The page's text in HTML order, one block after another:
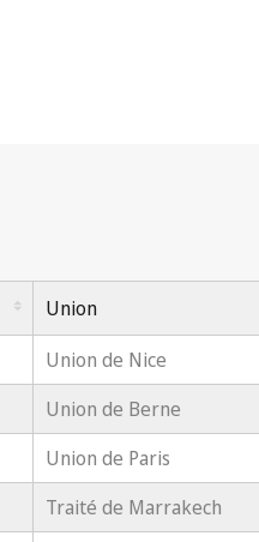
Union
Union de Nice
Union de Berne
Union de Paris
Traité de Marrakech